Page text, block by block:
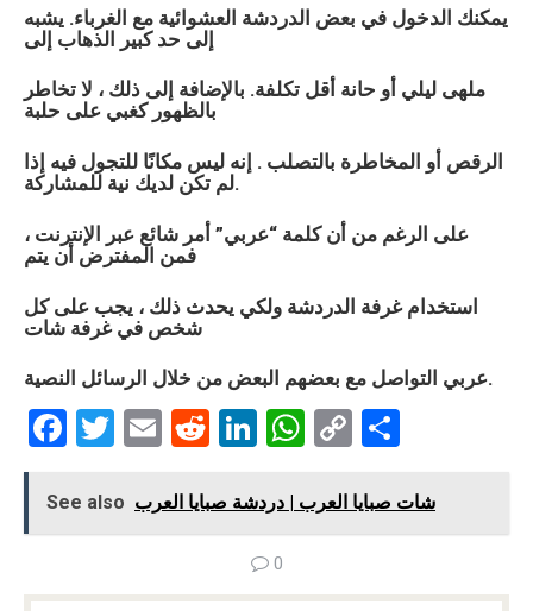
يمكنك الدخول في بعض الدردشة العشوائية مع الغرباء. يشبه
إلى حد كبير الذهاب إلى
ملهى ليلي أو حانة أقل تكلفة. بالإضافة إلى ذلك ، لا تخاطر
بالظهور كغبي على حلبة
الرقص أو المخاطرة بالتصلب . إنه ليس مكانًا للتجول فيه إذا
لم تكن لديك نية للمشاركة.
على الرغم من أن كلمة “عربي” أمر شائع عبر الإنترنت ،
فمن المفترض أن يتم
استخدام غرفة الدردشة ولكي يحدث ذلك ، يجب على كل
شخص في غرفة شات
عربيالتواصل مع بعضهم البعض من خلال الرسائل النصية.
F
ce
b
T
tt
er
E
ail
R
d
di
Li
ke
dI
n
W
at
s
C
py
Li
ar
e
See also شات صبايا العرب | دردشة صبايا العرب
0